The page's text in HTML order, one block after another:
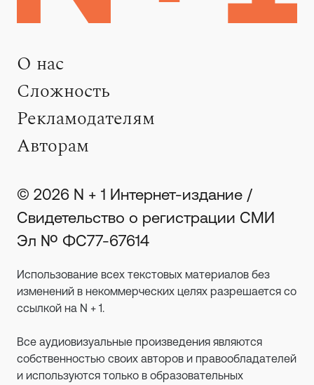
О нас
Сложность
Рекламодателям
Авторам
© 2026 N + 1 Интернет-издание /
Свидетельство о регистрации СМИ
Эл № ФС77-67614
Использование всех текстовых материалов без
изменений в некоммерческих целях разрешается со
ссылкой на N + 1.
Все аудиовизуальные произведения являются
собственностью своих авторов и правообладателей
и используются только в образовательных